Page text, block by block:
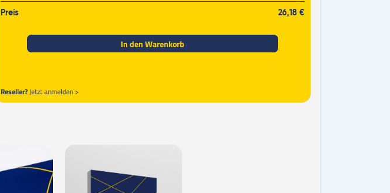
Preis 26,18 €
In den Warenkorb
Reseller?Jetzt anmelden >